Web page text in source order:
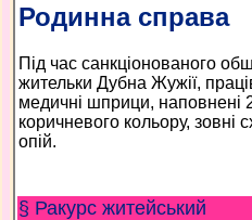
Родинна справа
Під час санкціонованого
жительки Дубна Жужії,
медичні шприци, наповнені
коричневого кольору, зовні
опій.
§ Ракурс житейський